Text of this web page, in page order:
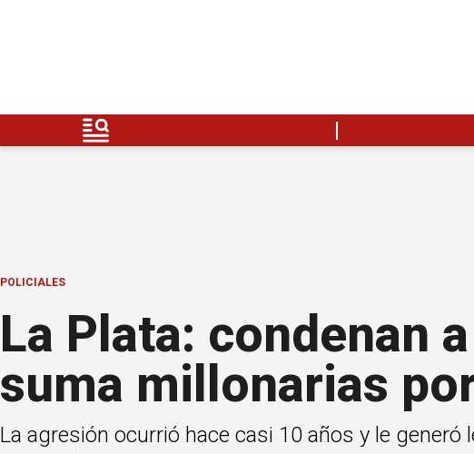
POLICIALES
La Plata: condenan
suma millonarias
La agresión ocurrió hace casi 10 años y le